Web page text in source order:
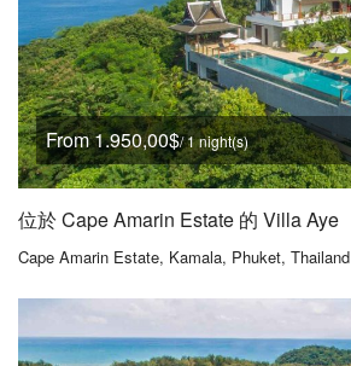
From 1.950,00$/ 1 night(s)
位於 Cape Amarin Estate 的 Villa Aye
Cape Amarin Estate, Kamala, Phuket, Thailand